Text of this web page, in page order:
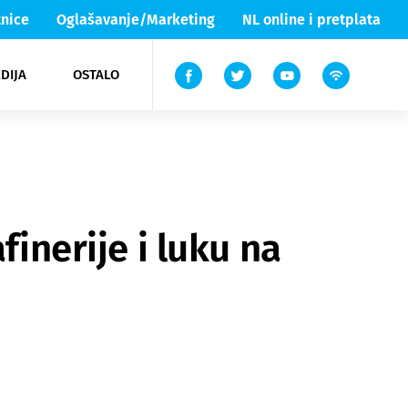
Oglašavanje/Marketing NL online i pretplata
OSTALO
Lika & Senj
TV
i luku na